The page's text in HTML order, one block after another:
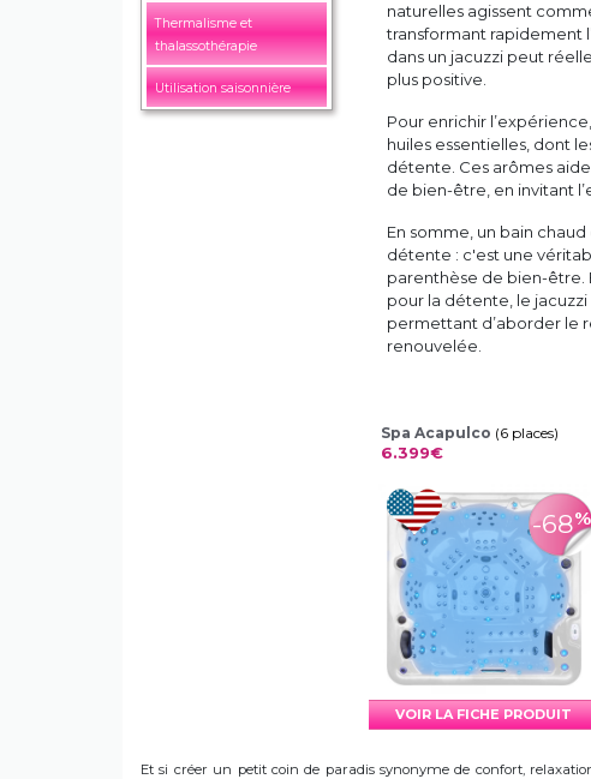
Thermalisme et
thalassothérapie
Utilisation saisonnière
naturelles agissent
transformant rapidement
dans un jacuzzi peut
plus positive.
Pour enrichir
huiles essentielles, dont
détente. Ces arômes
de bien-être, en invitant
En somme, un bain
détente : c'est une
parenthèse de bien-être.
pour la détente, le
permettant d’aborder le
renouvelée.
Spa Acapulco (6 places)
6.399€
-68%
VOIR LA FICHE PRODUIT
Et si créer un petit coin de paradis synonyme de confort,